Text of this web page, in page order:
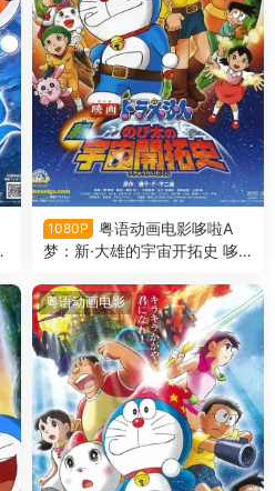
1080P
粤语动画电影哆啦A
梦：新·大雄的宇宙开拓史 哆
开拓史粤语版
粤语动画电影